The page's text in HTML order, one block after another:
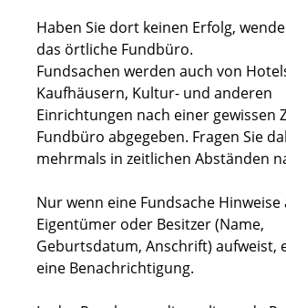
Haben Sie dort keinen Erfolg,
das örtliche Fundbüro.
Fundsachen werden auch von
Kaufhäusern, Kultur- und anderen
Einrichtungen nach einer gewissen
Fundbüro abgegeben. Fragen Sie
mehrmals in zeitlichen Abständen
Nur wenn eine Fundsache Hinweise
Eigentümer oder Besitzer (Name,
Geburtsdatum, Anschrift) aufweist,
eine Benachrichtigung.